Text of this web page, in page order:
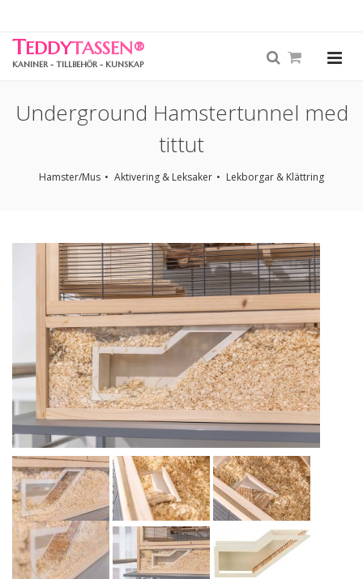
TEDDYTASSEN®
KANINER - TILLBEHÖR - KUNSKAP
Underground Hamstertunnel med
tittut
Hamster/Mus Aktivering & Leksaker Lekborgar & Klättring